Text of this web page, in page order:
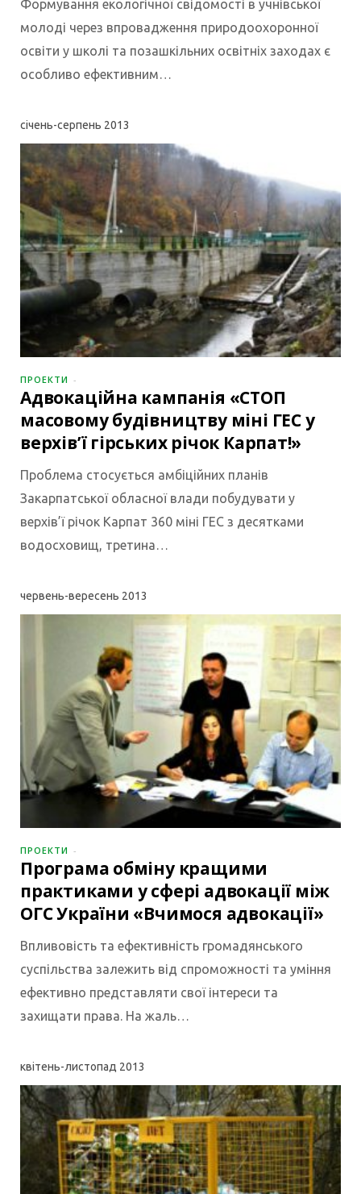
Формування екологічної свідомості в учнівської
молоді через впровадження природоохоронної
освіти у школі та позашкільних освітніх заходах є
особливо ефективним…
січень-серпень 2013
ПРОЕКТИ
Адвокаційна кампанія «СТОП
масовому будівництву міні ГЕС у
верхів’ї гірських річок Карпат!»
Проблема стосується амбіційних планів
Закарпатської обласної влади побудувати у
верхів’ї річок Карпат 360 міні ГЕС з десятками
водосховищ, третина…
червень-вересень 2013
ПРОЕКТИ
Програма обміну кращими
практиками у сфері адвокації між
ОГС України «Вчимося адвокації»
Впливовість та ефективність громадянського
суспільства залежить від спроможності та уміння
ефективно представляти свої інтереси та
захищати права. На жаль…
квітень-листопад 2013